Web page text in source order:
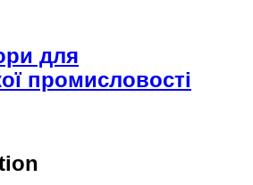
для
промисловості